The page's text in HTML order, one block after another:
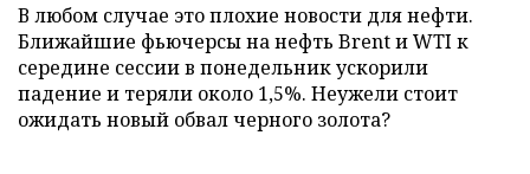
В любом случае это плохие новости для нефти.
Ближайшие фьючерсы на нефть Brent и WTI к
середине сессии в понедельник ускорили
падение и теряли около 1,5%. Неужели стоит
ожидать новый обвал черного золота?